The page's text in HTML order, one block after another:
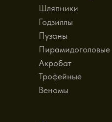
Шляпники
Годзиллы
Пузаны
Пирамидоголовые
Акробат
Трофейные
Веномы